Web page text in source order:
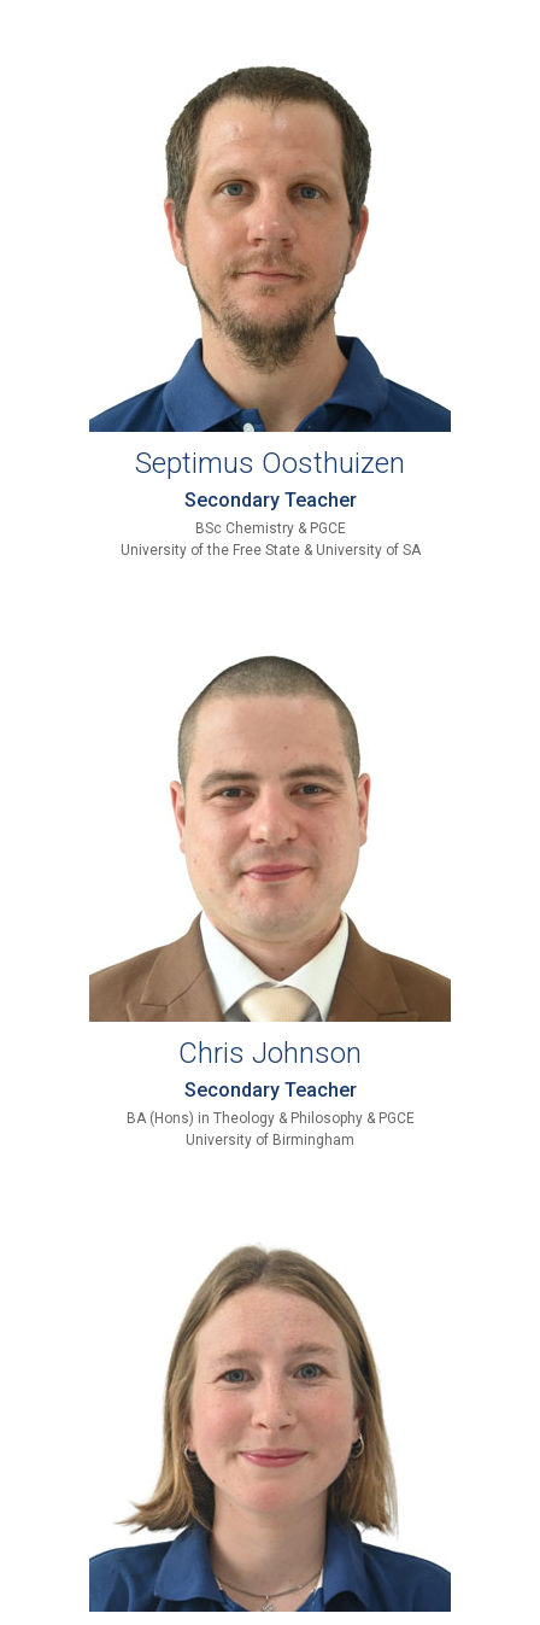
Septimus Oosthuizen
Secondary Teacher
BSc Chemistry & PGCE
University of the Free State & University of SA
Chris Johnson
Secondary Teacher
BA (Hons) in Theology & Philosophy & PGCE
University of Birmingham